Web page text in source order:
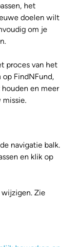
het
doelen wilt
om je
proces van het
FindNFund,
en meer
missie.
navigatie balk.
en klik op
wijzigen. Zie